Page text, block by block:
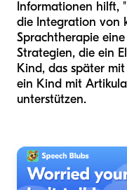
Informationen hilft,
die Integration von
Sprachtherapie
Strategien, die ein
Kind, das später
ein Kind mit
unterstützen.